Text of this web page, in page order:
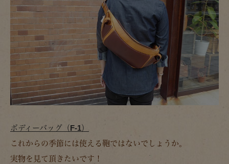
ボディーバッグ（F-1）
これからの季節には使える鞄ではないでしょうか。
実物を見て頂きたいです！